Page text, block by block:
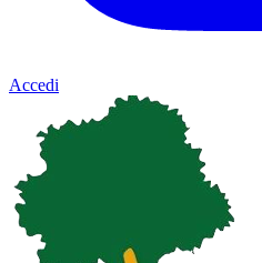
Accedi